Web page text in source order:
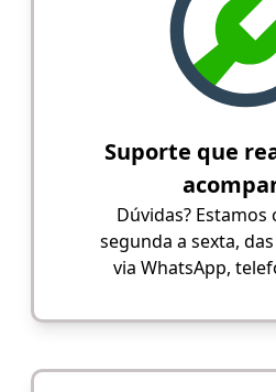
Suporte que
Dúvidas? Estamos
segunda a sexta,
via WhatsApp,